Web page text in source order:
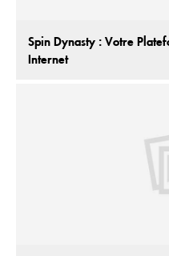
Spin Dynasty : Votre
Internet